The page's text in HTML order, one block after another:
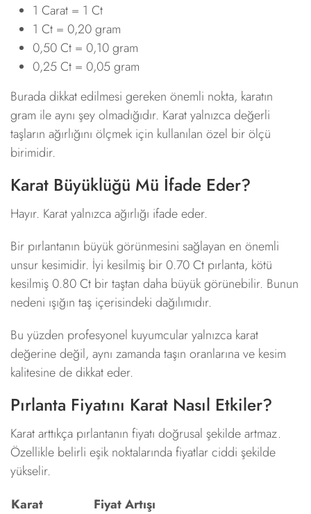
1 Carat = 1 Ct
1 Ct = 0,20 gram
0,50 Ct = 0,10 gram
0,25 Ct = 0,05 gram
Burada dikkat edilmesi gereken önemli nokta, karatın
gram ile aynı şey olmadığıdır. Karat yalnızca değerli
taşların ağırlığını ölçmek için kullanılan özel bir ölçü
birimidir.
Karat Büyüklüğü Mü İfade Eder?
Hayır. Karat yalnızca ağırlığı ifade eder.
Bir pırlantanın büyük görünmesini sağlayan en önemli
unsur kesimidir. İyi kesilmiş bir 0.70 Ct pırlanta, kötü
kesilmiş 0.80 Ct bir taştan daha büyük görünebilir. Bunun
nedeni ışığın taş içerisindeki dağılımıdır.
Bu yüzden profesyonel kuyumcular yalnızca karat
değerine değil, aynı zamanda taşın oranlarına ve kesim
kalitesine de dikkat eder.
Pırlanta Fiyatını Karat Nasıl Etkiler?
Karat arttıkça pırlantanın fiyatı doğrusal şekilde artmaz.
Özellikle belirli eşik noktalarında fiyatlar ciddi şekilde
yükselir.
Karat
Fiyat Artışı